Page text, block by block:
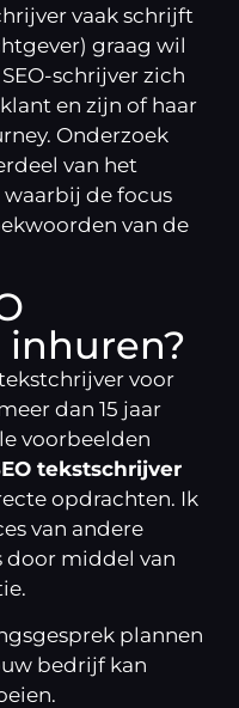
vaak schrijft
graag wil
schrijver zich
en zijn of haar
Onderzoek
van het
waarbij de focus
van de
voor
dan 15 jaar
voorbeelden
tekstschrijver
opdrachten. Ik
van andere
door middel van
plannen
bedrijf kan